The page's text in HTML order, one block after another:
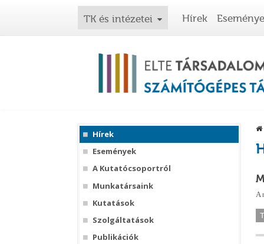
TK és intézetei Hírek
Hírek
Események
A Kutatócsoportról
Munkatársaink
Kutatások
Szolgáltatások
Publikációk
A